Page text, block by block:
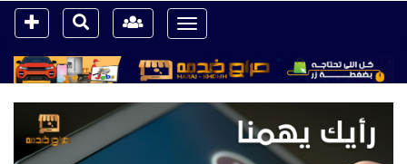
Toggle
navigation